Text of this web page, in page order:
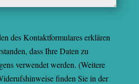
des Kontaktformulares erklären
dass Ihre Daten zu
verwendet werden. (Weitere
finden Sie in der